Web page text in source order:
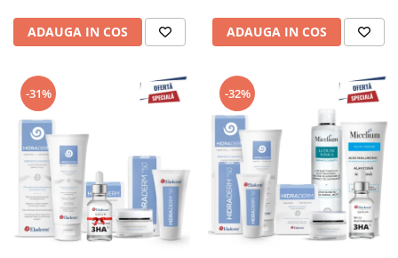
ADAUGA IN COS ADAUGA IN COS
-31% -32%